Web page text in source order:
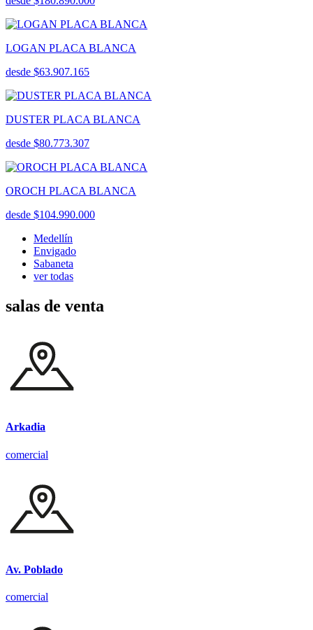
LOGAN PLACA BLANCA
desde $63.907.165
DUSTER PLACA BLANCA
desde $80.773.307
OROCH PLACA BLANCA
desde $104.990.000
Medellín
Envigado
Sabaneta
ver todas
salas de venta
Arkadia
comercial
Av. Poblado
comercial